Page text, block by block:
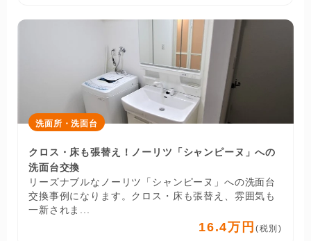
洗面所・洗面台
クロス・床も張替え！ノーリツ「シャンピーヌ」への
洗面台交換
リーズナブルなノーリツ「シャンピーヌ」への洗面台
交換事例になります。クロス・床も張替え、雰囲気も
一新されま...
16.4万円 (税別)